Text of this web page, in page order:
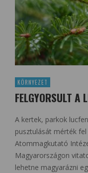
KÖRNYEZET
FELGYORSULT A
A kertek, parkok
pusztulását mérték
Atommagkutató
Magyarországon
lehetne magyarázni